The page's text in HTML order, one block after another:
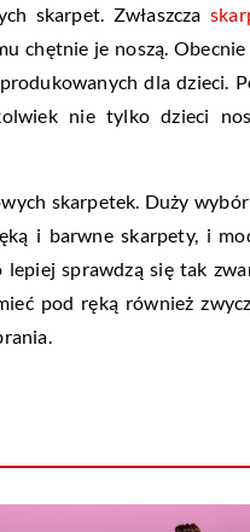
skarpet. Zwłaszcza
chętnie je noszą. Obecnie
dla dzieci.
nie tylko dzieci
skarpetek. Duży
i barwne skarpety, i
sprawdzą się tak
pod ręką również